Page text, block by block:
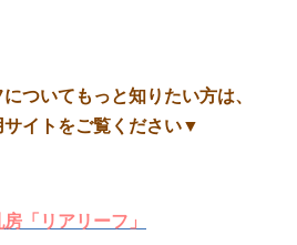
ついてもっと知りたい方は、
イトをご覧ください▼
房「リアリーフ」